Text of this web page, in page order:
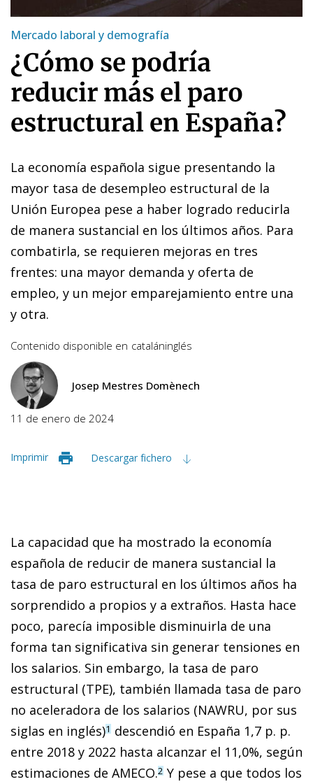
Mercado laboral y demografía
¿Cómo se podría
reducir más el paro
estructural en España?
La economía española sigue presentando la
mayor tasa de desempleo estructural de la
Unión Europea pese a haber logrado reducirla
de manera sustancial en los últimos años. Para
combatirla, se requieren mejoras en tres
frentes: una mayor demanda y oferta de
empleo, y un mejor emparejamiento entre una
y otra.
Contenido disponible en cataláninglés
Josep Mestres Domènech
11 de enero de 2024
Imprimir Descargar fichero
La capacidad que ha mostrado la economía
española de reducir de manera sustancial la
tasa de paro estructural en los últimos años ha
sorprendido a propios y a extraños. Hasta hace
poco, parecía imposible disminuirla de una
forma tan significativa sin generar tensiones en
los salarios. Sin embargo, la tasa de paro
estructural (TPE), también llamada tasa de paro
no aceleradora de los salarios (NAWRU, por sus
siglas en inglés)1 descendió en España 1,7 p. p.
entre 2018 y 2022 hasta alcanzar el 11,0%, según
estimaciones de AMECO.2 Y pese a que todos los